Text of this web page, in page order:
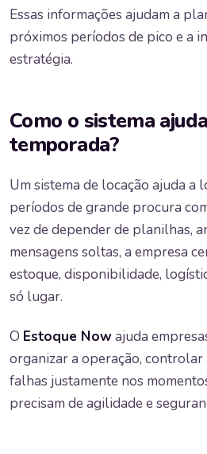
Essas informações ajudam a
próximos períodos de pico e a
estratégia.
Como o sistema
temporada?
Um sistema de locação ajuda a
períodos de grande procura
vez de depender de planilhas,
mensagens soltas, a empresa
estoque, disponibilidade,
só lugar.
O Estoque Now ajuda
organizar a operação, controlar
falhas justamente nos
precisam de agilidade e